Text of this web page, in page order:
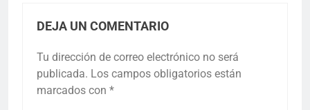
DEJA UN COMENTARIO
Tu dirección de correo electrónico no será
publicada. Los campos obligatorios están
marcados con *